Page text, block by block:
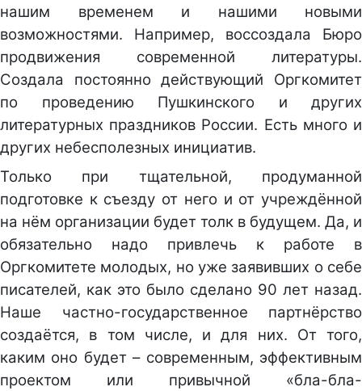
нашим временем и нашими новыми
возможностями. Например, воссоздала Бюро
продвижения современной литературы.
Создала постоянно действующий Оргкомитет
по проведению Пушкинского и других
литературных праздников России. Есть много и
других небесполезных инициатив.
Только при тщательной, продуманной
подготовке к съезду от него и от учреждённой
на нём организации будет толк в будущем. Да, и
обязательно надо привлечь к работе в
Оргкомитете молодых, но уже заявивших о себе
писателей, как это было сделано 90 лет назад.
Наше частно-государственное партнёрство
создаётся, в том числе, и для них. От того,
каким оно будет – современным, эффективным
проектом или привычной «бла-бла-